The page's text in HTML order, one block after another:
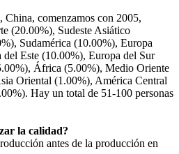
China, comenzamos con 2005,
(20.00%), Sudeste Asiático
Sudamérica (10.00%), Europa
Este (10.00%), Europa del Sur
África (5.00%), Medio Oriente
Oriental (1.00%), América Central
Hay un total de 51-100 personas
la calidad?
antes de la producción en